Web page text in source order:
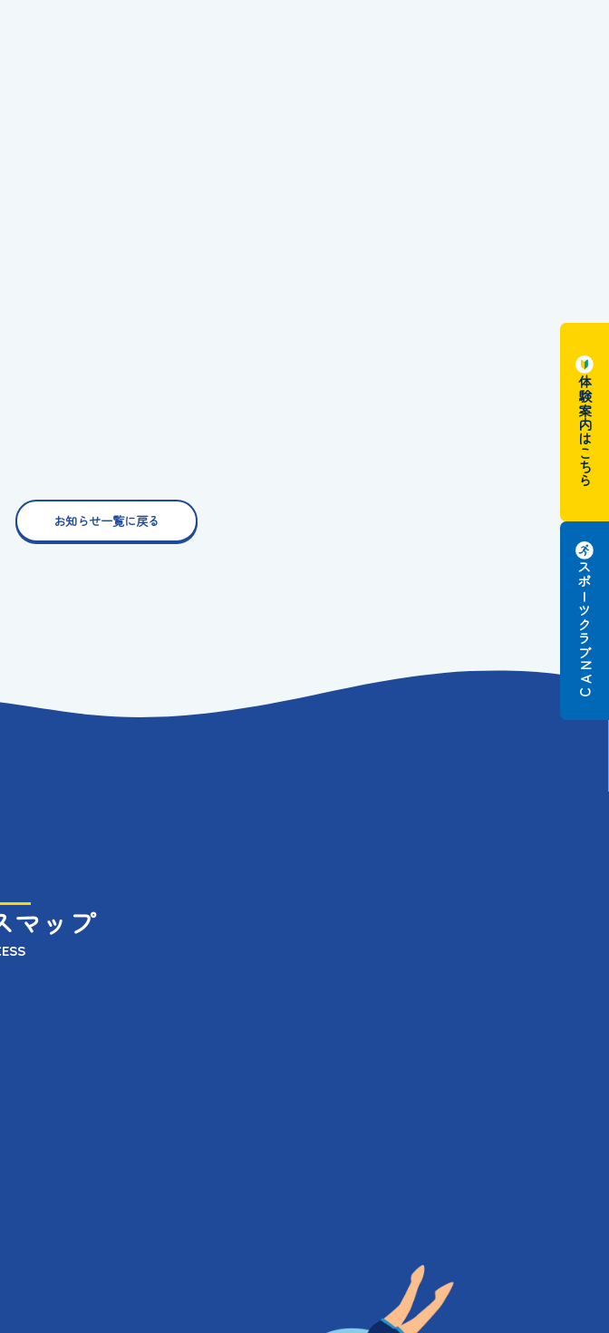
お知らせ一覧に戻る
マップ
体験案内はこちら
スポーツクラブ
N
A
C